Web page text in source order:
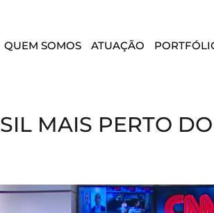
QUEM SOMOS ATUAÇÃO
MAIS PERTO